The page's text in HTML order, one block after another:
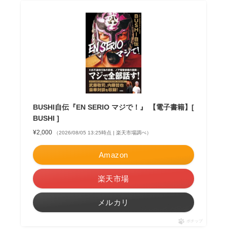
BUSHI自伝『EN SERIO マジで！』 【電子書籍】[
BUSHI ]
¥2,000 （2026/08/05 13:25時点 | 楽天市場調べ）
Amazon
楽天市場
メルカリ
ポチップ